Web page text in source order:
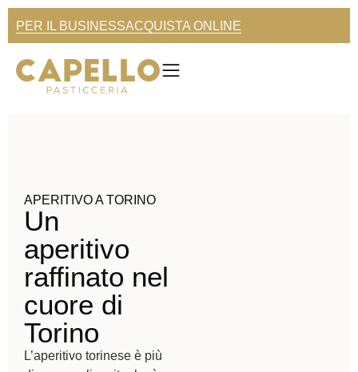
PER IL BUSINESSACQUISTA ONLINE
APERITIVO A TORINO
Un
aperitivo
raffinato nel
cuore di
Torino
L’aperitivo torinese è più